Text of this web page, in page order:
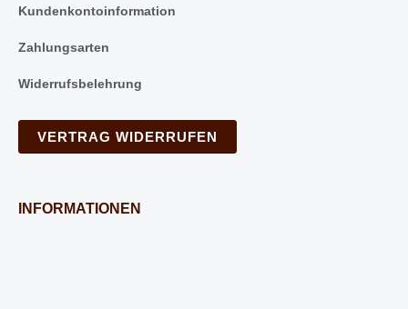
Kundenkontoinformation
Zahlungsarten
Widerrufsbelehrung
VERTRAG WIDERRUFEN
INFORMATIONEN